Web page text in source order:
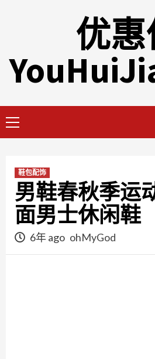
优
Menu
鞋包配饰
男鞋春秋季运
面男士休闲鞋
6年 ago ohMyGod